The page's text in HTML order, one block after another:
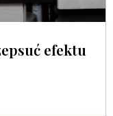
efektu